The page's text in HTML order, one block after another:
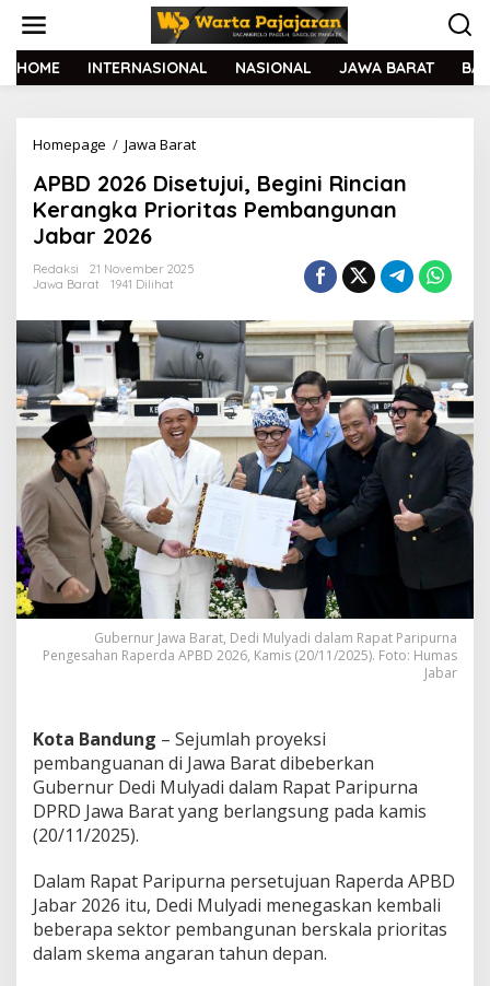
t
HOME INTERNASIONAL NASIONAL JAWA BARAT
Homepage / Jawa Barat
B
D
2
i
s
e
t
u
j
u
,
B
e
g
i
n
R
i
n
n
K
e
r
a
a
P
r
i
APBD 2026 Disetujui, Begini Rincian
Kerangka Prioritas Pembangunan
Jabar 2026
Redaksi
21 November 2025
Jawa Barat
1941 Dilihat
Gubernur Jawa Barat, Dedi Mulyadi dalam Rapat Paripurna
Pengesahan Raperda APBD 2026, Kamis (20/11/2025). Foto: Humas
Jabar
Kota Bandung – Sejumlah proyeksi
pembanguanan di Jawa Barat dibeberkan
Gubernur Dedi Mulyadi dalam Rapat Paripurna
DPRD Jawa Barat yang berlangsung pada kamis
(20/11/2025).
Dalam Rapat Paripurna persetujuan Raperda APBD
Jabar 2026 itu, Dedi Mulyadi menegaskan kembali
beberapa sektor pembangunan berskala prioritas
dalam skema angaran tahun depan.